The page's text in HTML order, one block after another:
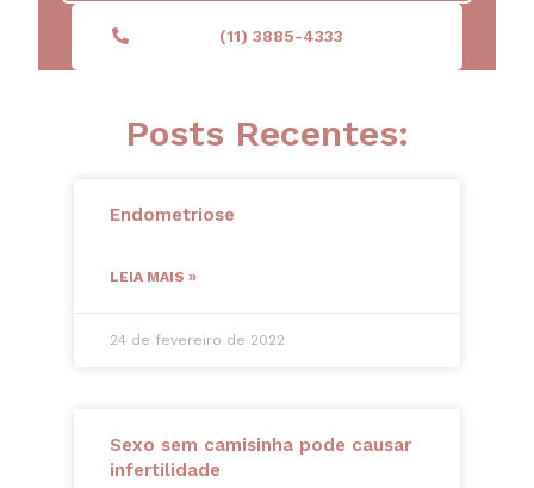
(11) 3885-4333
Posts Recentes:
Endometriose
LEIA MAIS »
24 de fevereiro de 2022
Sexo sem camisinha pode causar
infertilidade